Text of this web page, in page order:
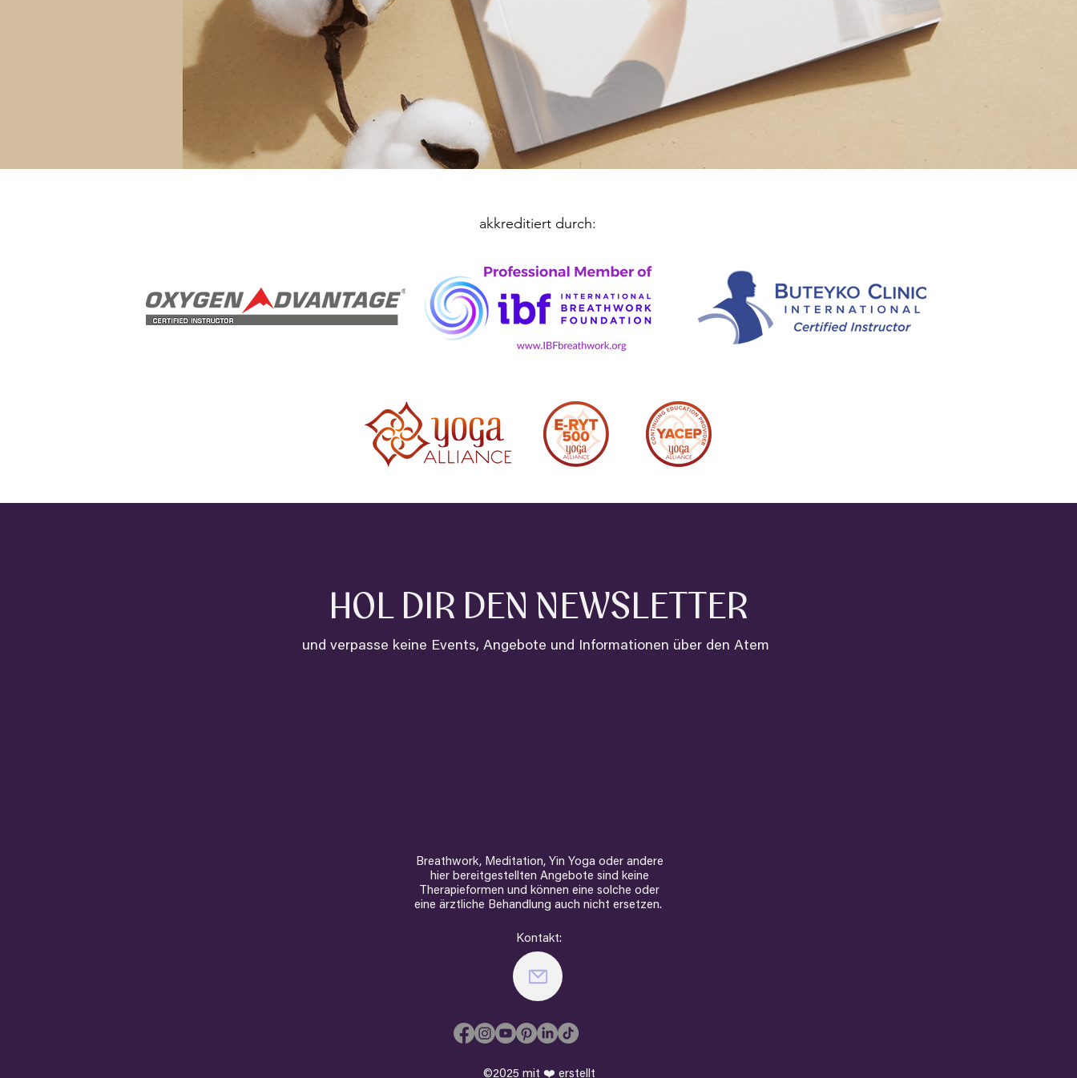
akkreditiert durch:
HOL DIR DEN NEWSLETTER
und verpasse keine Events, Angebote und Informationen über den Atem
Breathwork, Meditation, Yin Yoga oder andere
hier bereitgestellten Angebote sind keine
Therapieformen und können eine solche oder
eine ärztliche Behandlung auch nicht ersetzen.
©2025 mit ❤️ erstellt
Kontakt: